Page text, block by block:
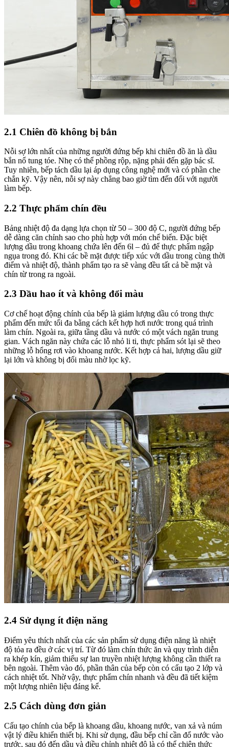
2.1 Chiên đồ không bị bắn
Nỗi sợ lớn nhất của những người đứng bếp khi chiên đồ ăn là dầu
bắn nổ tung tóe. Nhẹ có thể phồng rộp, nặng phải đến gặp bác sĩ.
Tuy nhiên, bếp tách dầu lại áp dụng công nghệ mới và có phần che
chắn kỹ. Vậy nên, nỗi sợ này chẳng bao giờ tìm đến đối với người
làm bếp.
2.2 Thực phẩm chín đều
Bảng nhiệt độ đa dạng lựa chọn từ 50 – 300 độ C, người đứng bếp
dễ dàng căn chỉnh sao cho phù hợp với món chế biến. Đặc biệt
lượng dầu trong khoang chứa lên đến 6l – đủ để thực phẩm ngập
ngụa trong đó. Khi các bề mặt được tiếp xúc với dầu trong cùng thời
điểm và nhiệt độ, thành phẩm tạo ra sẽ vàng đều tất cả bề mặt và
chín từ trong ra ngoài.
2.3 Dầu hao ít và không đổi màu
Cơ chế hoạt động chính của bếp là giảm lượng dầu có trong thực
phẩm đến mức tối đa bằng cách kết hợp hơi nước trong quá trình
làm chín. Ngoài ra, giữa tầng dầu và nước có một vách ngăn trung
gian. Vách ngăn này chứa các lỗ nhỏ li ti, thực phẩm sót lại sẽ theo
những lỗ hổng rơi vào khoang nước. Kết hợp cả hai, lượng dầu giữ
lại lớn và không bị đổi màu nhờ lọc kỹ.
2.4 Sử dụng ít điện năng
Điểm yêu thích nhất của các sản phẩm sử dụng điện năng là nhiệt
độ tỏa ra đều ở các vị trí. Từ đó làm chín thức ăn và quy trình diễn
ra khép kín, giảm thiểu sự lan truyền nhiệt lượng không cần thiết ra
bên ngoài. Thêm vào đó, phần thân của bếp còn có cấu tạo 2 lớp và
cách nhiệt tốt. Nhờ vậy, thực phẩm chín nhanh và đều đã tiết kiệm
một lượng nhiên liệu đáng kể.
2.5 Cách dùng đơn giản
Cấu tạo chính của bếp là khoang dầu, khoang nước, van xả và núm
vật lý điều khiển thiết bị. Khi sử dụng, đầu bếp chỉ cần đổ nước vào
trước, sau đó đến dầu và điều chỉnh nhiệt độ là có thể chiên thức